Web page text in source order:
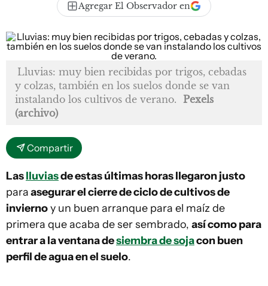
Agregar El Observador en
Lluvias: muy bien recibidas por trigos, cebadas
y colzas, también en los suelos donde se van
instalando los cultivos de verano. Pexels
(archivo)
Compartir
Laslluviasde estas últimas horas llegaron justo
paraasegurar el cierre de ciclo de cultivos de
inviernoy un buen arranque para el maíz de
primera que acaba de ser sembrado, así como para
entrar a la ventana desiembra de sojacon buen
perfil de agua en el suelo.